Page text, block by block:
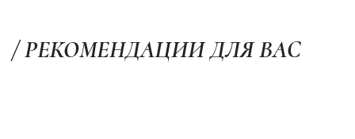
/ РЕКОМЕНДАЦИИ ДЛЯ ВАС